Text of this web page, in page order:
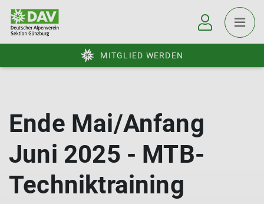
MITGLIED WERDEN
Ende Mai/Anfang
Juni 2025 - MTB-
Techniktraining